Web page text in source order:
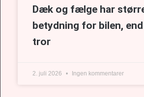
Dæk og fælge har
betydning for bilen,
tror
2. juli 2026 Ingen kommentarer